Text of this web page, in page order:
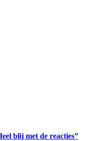
blij met de reacties”